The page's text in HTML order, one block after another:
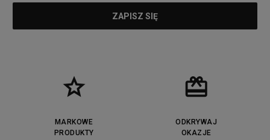
MARKOWE
PRODUKTY
ODKRYWAJ
OKAZJE